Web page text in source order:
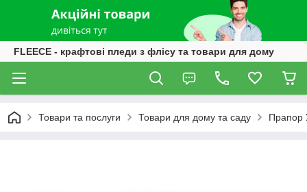
FLEECE - крафтові пледи з флісу та товари для дому
Товари та послуги Товари для дому та саду Прапор